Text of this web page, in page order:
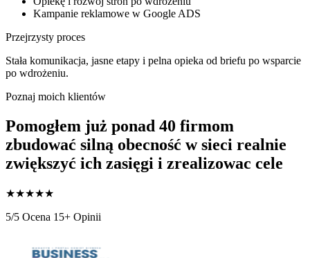
Kampanie reklamowe w Google ADS
Przejrzysty proces
Stała komunikacja, jasne etapy i pelna opieka od briefu po wsparcie
po wdrożeniu.
Poznaj moich klientów
Pomogłem już ponad 40 firmom
zbudować silną obecność w sieci realnie
zwiększyć ich zasięgi i zrealizowac cele
★★★★★
5/5 Ocena 15+ Opinii